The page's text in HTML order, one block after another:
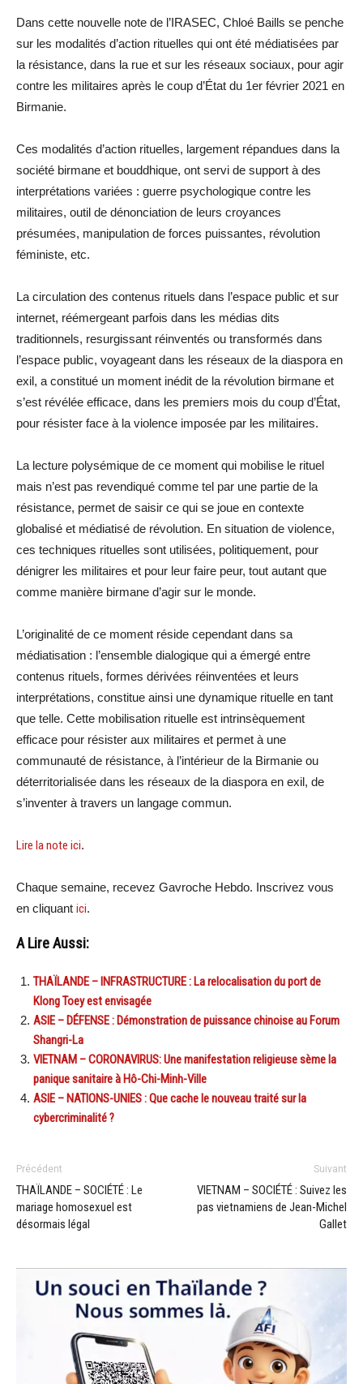
Dans cette nouvelle note de l’IRASEC, Chloé Baills se penche
sur les modalités d’action rituelles qui ont été médiatisées par
la résistance, dans la rue et sur les réseaux sociaux, pour agir
contre les militaires après le coup d’État du 1er février 2021 en
Birmanie.
Ces modalités d’action rituelles, largement répandues dans la
société birmane et bouddhique, ont servi de support à des
interprétations variées : guerre psychologique contre les
militaires, outil de dénonciation de leurs croyances
présumées, manipulation de forces puissantes, révolution
féministe, etc.
La circulation des contenus rituels dans l’espace public et sur
internet, réémergeant parfois dans les médias dits
traditionnels, resurgissant réinventés ou transformés dans
l’espace public, voyageant dans les réseaux de la diaspora en
exil, a constitué un moment inédit de la révolution birmane et
s’est révélée efficace, dans les premiers mois du coup d’État,
pour résister face à la violence imposée par les militaires.
La lecture polysémique de ce moment qui mobilise le rituel
mais n’est pas revendiqué comme tel par une partie de la
résistance, permet de saisir ce qui se joue en contexte
globalisé et médiatisé de révolution. En situation de violence,
ces techniques rituelles sont utilisées, politiquement, pour
dénigrer les militaires et pour leur faire peur, tout autant que
comme manière birmane d’agir sur le monde.
L’originalité de ce moment réside cependant dans sa
médiatisation : l’ensemble dialogique qui a émergé entre
contenus rituels, formes dérivées réinventées et leurs
interprétations, constitue ainsi une dynamique rituelle en tant
que telle. Cette mobilisation rituelle est intrinsèquement
efficace pour résister aux militaires et permet à une
communauté de résistance, à l’intérieur de la Birmanie ou
déterritorialisée dans les réseaux de la diaspora en exil, de
s’inventer à travers un langage commun.
Lire la note ici.
Chaque semaine, recevez Gavroche Hebdo. Inscrivez vous
en cliquant ici.
A Lire Aussi:
THAÏLANDE – INFRASTRUCTURE : La relocalisation du port de
Klong Toey est envisagée
ASIE – DÉFENSE : Démonstration de puissance chinoise au Forum
Shangri-La
VIETNAM – CORONAVIRUS: Une manifestation religieuse sème la
panique sanitaire à Hô-Chi-Minh-Ville
ASIE – NATIONS-UNIES : Que cache le nouveau traité sur la
cybercriminalité ?
Précédent
THAÏLANDE – SOCIÉTÉ : Le
mariage homosexuel est
désormais légal
Suivant
VIETNAM – SOCIÉTÉ : Suivez les
pas vietnamiens de Jean-Michel
Gallet